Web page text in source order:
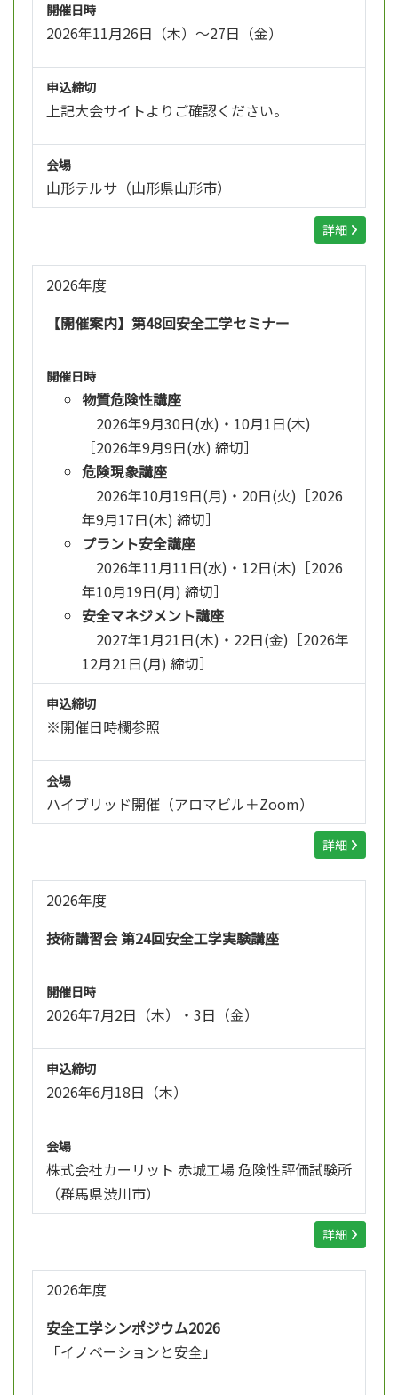
開催日時
2026年11月26日（木）～27日（金）
申込締切
上記大会サイトよりご確認ください。
会場
山形テルサ（山形県山形市）
詳細
2026年度
【開催案内】第48回安全工学セミナー
開催日時
物質危険性講座
2026年9月30日(水)・10月1日(木)
［2026年9月9日(水) 締切］
危険現象講座
2026年10月19日(月)・20日(火)［2026
年9月17日(木) 締切］
プラント安全講座
2026年11月11日(水)・12日(木)［2026
年10月19日(月) 締切］
安全マネジメント講座
2027年1月21日(木)・22日(金)［2026年
12月21日(月) 締切］
申込締切
※開催日時欄参照
会場
ハイブリッド開催（アロマビル＋Zoom）
詳細
2026年度
技術講習会 第24回安全工学実験講座
開催日時
2026年7月2日（木）・3日（金）
申込締切
2026年6月18日（木）
会場
株式会社カーリット 赤城工場 危険性評価試験所
（群馬県渋川市）
詳細
2026年度
安全工学シンポジウム2026
「イノベーションと安全」